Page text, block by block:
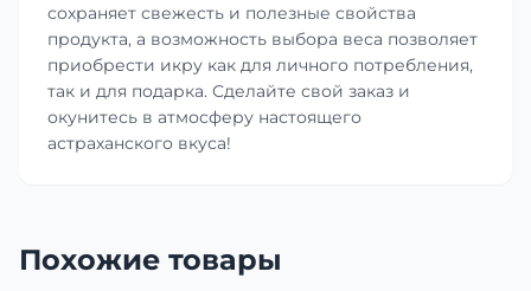
сохраняет свежесть и полезные свойства
продукта, а возможность выбора веса позволяет
приобрести икру как для личного потребления,
так и для подарка. Сделайте свой заказ и
окунитесь в атмосферу настоящего
астраханского вкуса!
Похожие товары